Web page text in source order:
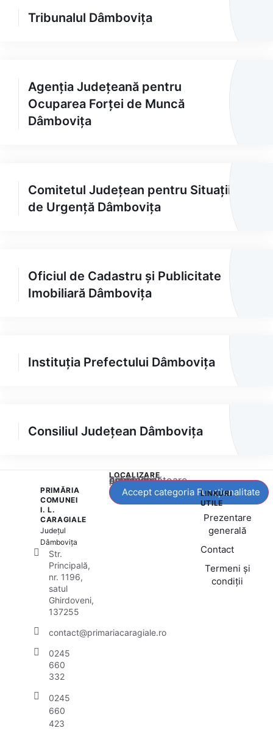
Tribunalul Dâmbovița
Agenția Județeană pentru
Ocuparea Forței de Muncă
Dâmbovița
Comitetul Județean pentru Situații
de Urgență Dâmbovița
Oficiul de Cadastru și Publicitate
Imobiliară Dâmbovița
Instituția Prefectului Dâmbovița
Consiliul Județean Dâmbovița
PRIMĂRIA
COMUNEI
I. L.
CARAGIALE
Județul
Dâmbovița
Str.
Principală,
nr. 1196,
satul
Ghirdoveni,
137255
contact@primariacaragiale.ro
0245
660
332
0245
660
423
LOCALIZARE
Acest conținut este blocat până când acceptați categoria corespunzătoare de cookie-uri.
Accept categoria Funcționalitate
LINKURI
UTILE
Prezentare
generală
Contact
Termeni și
condiții